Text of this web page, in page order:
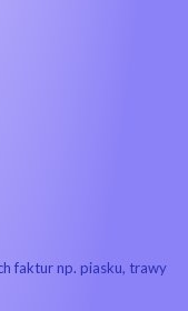
faktur np. piasku, trawy